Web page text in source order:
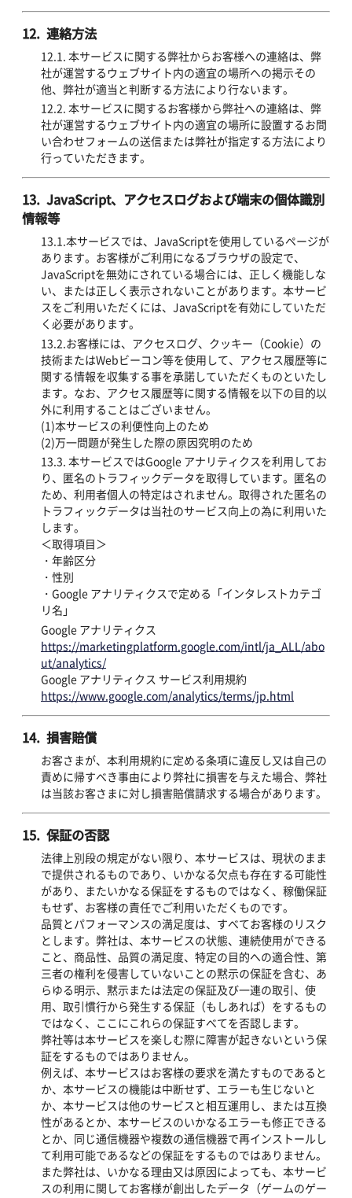
12. 連絡方法
12.1. 本サービスに関する弊社からお客様への連絡は、弊
社が運営するウェブサイト内の適宜の場所への掲示その
他、弊社が適当と判断する方法により行ないます。
12.2. 本サービスに関するお客様から弊社への連絡は、弊
社が運営するウェブサイト内の適宜の場所に設置するお問
い合わせフォームの送信または弊社が指定する方法により
行っていただきます。
13. JavaScript、アクセスログおよび端末の個体識別
情報等
13.1.本サービスでは、JavaScriptを使用しているページが
あります。お客様がご利用になるブラウザの設定で、
JavaScriptを無効にされている場合には、正しく機能しな
い、または正しく表示されないことがあります。本サービ
スをご利用いただくには、JavaScriptを有効にしていただ
く必要があります。
13.2.お客様には、アクセスログ、クッキー（Cookie）の
技術またはWebビーコン等を使用して、アクセス履歴等に
関する情報を収集する事を承諾していただくものといたし
ます。なお、アクセス履歴等に関する情報を以下の目的以
外に利用することはございません。
(1)本サービスの利便性向上のため
(2)万一問題が発生した際の原因究明のため
13.3. 本サービスではGoogle アナリティクスを利用してお
り、匿名のトラフィックデータを取得しています。匿名の
ため、利用者個人の特定はされません。取得された匿名の
トラフィックデータは当社のサービス向上の為に利用いた
します。
＜取得項目＞
・年齢区分
・性別
・Google アナリティクスで定める「インタレストカテゴ
リ名」
Google アナリティクス
https://marketingplatform.google.com/intl/ja_ALL/abo
ut/analytics/
Google アナリティクス サービス利用規約
https://www.google.com/analytics/terms/jp.html
14. 損害賠償
お客さまが、本利用規約に定める条項に違反し又は自己の
責めに帰すべき事由により弊社に損害を与えた場合、弊社
は当該お客さまに対し損害賠償請求する場合があります。
15. 保証の否認
法律上別段の規定がない限り、本サービスは、現状のまま
で提供されるものであり、いかなる欠点も存在する可能性
があり、またいかなる保証をするものではなく、稼働保証
もせず、お客様の責任でご利用いただくものです。
品質とパフォーマンスの満足度は、すべてお客様のリスク
とします。弊社は、本サービスの状態、連続使用ができる
こと、商品性、品質の満足度、特定の目的への適合性、第
三者の権利を侵害していないことの黙示の保証を含む、あ
らゆる明示、黙示または法定の保証及び一連の取引、使
用、取引慣行から発生する保証（もしあれば）をするもの
ではなく、ここにこれらの保証すべてを否認します。
弊社等は本サービスを楽しむ際に障害が起きないという保
証をするものではありません。
例えば、本サービスはお客様の要求を満たすものであると
か、本サービスの機能は中断せず、エラーも生じないと
か、本サービスは他のサービスと相互運用し、または互換
性があるとか、本サービスのいかなるエラーも修正できる
とか、同じ通信機器や複数の通信機器で再インストールし
て利用可能であるなどの保証をするものではありません。
また弊社は、いかなる理由又は原因によっても、本サービ
スの利用に関してお客様が創出したデータ（ゲームのゲー